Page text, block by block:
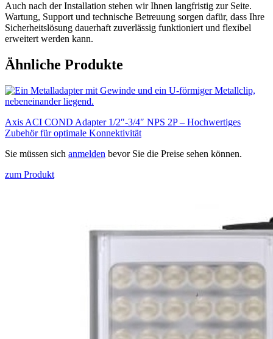
Auch nach der Installation stehen wir Ihnen langfristig zur Seite.
Wartung, Support und technische Betreuung sorgen dafür, dass Ihre
Sicherheitslösung dauerhaft zuverlässig funktioniert und flexibel
erweitert werden kann.
Ähnliche Produkte
Axis ACI COND Adapter 1/2″-3/4″ NPS 2P – Hochwertiges
Zubehör für optimale Konnektivität
Sie müssen sich anmelden bevor Sie die Preise sehen können.
zum Produkt